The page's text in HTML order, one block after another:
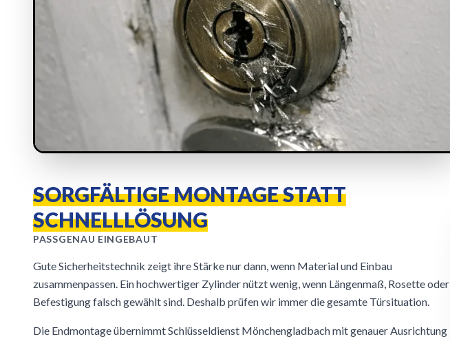
SORGFÄLTIGE MONTAGE STATT
SCHNELLLÖSUNG
PASSGENAU EINGEBAUT
Gute Sicherheitstechnik zeigt ihre Stärke nur dann, wenn Material und Einbau
zusammenpassen. Ein hochwertiger Zylinder nützt wenig, wenn Längenmaß, Rosette oder
Befestigung falsch gewählt sind. Deshalb prüfen wir immer die gesamte Türsituation.
Die Endmontage übernimmt Schlüsseldienst Mönchengladbach mit genauer Ausrichtung